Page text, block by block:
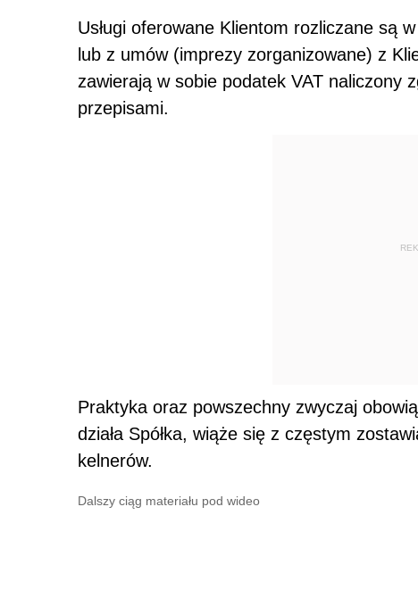
Usługi oferowane Klientom rozliczane są
lub z umów (imprezy zorganizowane) z
zawierają w sobie podatek VAT naliczony
przepisami.
Praktyka oraz powszechny zwyczaj
działa Spółka, wiąże się z częstym
kelnerów.
Dalszy ciąg materiału pod wideo